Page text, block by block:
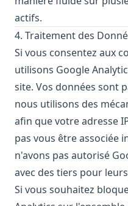
actifs.
4. Traitement des
Si vous consentez aux
utilisons Google
site. Vos données sont
nous utilisons des
afin que votre adresse
pas vous être associée
n'avons pas autorisé
avec des tiers pour
Si vous souhaitez